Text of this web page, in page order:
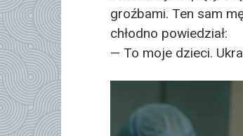
groźbami. Ten sam
chłodno powiedział:
— To moje dzieci.